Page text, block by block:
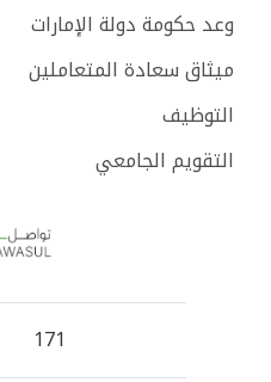
وعد حكومة دولة الإمارات
ميثاق سعادة المتعاملين
التوظيف
التقويم الجامعي
171